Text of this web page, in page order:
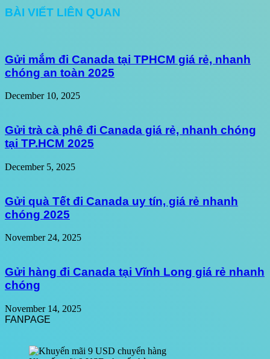
BÀI VIẾT LIÊN QUAN
Gửi mắm đi Canada tại TPHCM giá rẻ, nhanh
chóng an toàn 2025
December 10, 2025
Gửi trà cà phê đi Canada giá rẻ, nhanh chóng
tại TP.HCM 2025
December 5, 2025
Gửi quà Tết đi Canada uy tín, giá rẻ nhanh
chóng 2025
November 24, 2025
Gửi hàng đi Canada tại Vĩnh Long giá rẻ nhanh
chóng
November 14, 2025
FANPAGE